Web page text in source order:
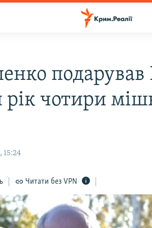
подарував
чотири
15:24
Читати без VPN